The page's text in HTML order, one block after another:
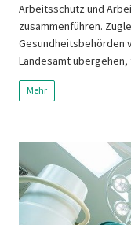
Arbeitsschutz und
zusammenführen.
Gesundheitsbehörden
Landesamt
Mehr